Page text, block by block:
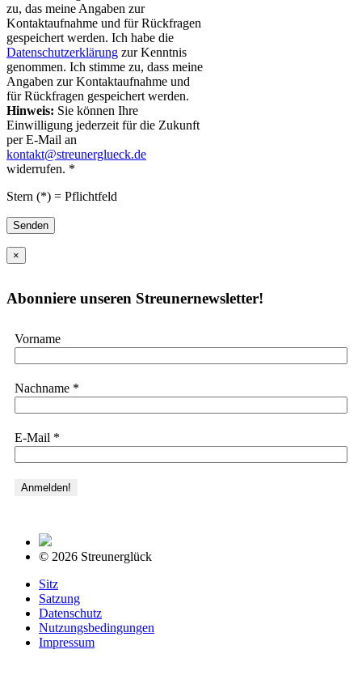
zu, das meine Angaben zur
Kontaktaufnahme und für Rückfragen
gespeichert werden. Ich habe die
Datenschutzerklärung zur Kenntnis
genommen. Ich stimme zu, dass meine
Angaben zur Kontaktaufnahme und
für Rückfragen gespeichert werden.
Hinweis: Sie können Ihre
Einwilligung jederzeit für die Zukunft
per E-Mail an
kontakt@streunerglueck.de
widerrufen. *
Bitte lasse dieses Feld leer.
Stern (*) = Pflichtfeld
×
Abonniere unseren Streunernewsletter!
Vorname
Nachname *
E-Mail *
© 2026 Streunerglück
Sitz
Satzung
Datenschutz
Nutzungsbedingungen
Impressum